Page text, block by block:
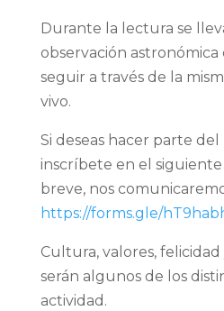
Durante la lectura se
observación astronómica
seguir a través de la
vivo.
Si deseas hacer parte
inscríbete en el
breve, nos
https://forms.gle/
Cultura, valores,
serán algunos de los
actividad.